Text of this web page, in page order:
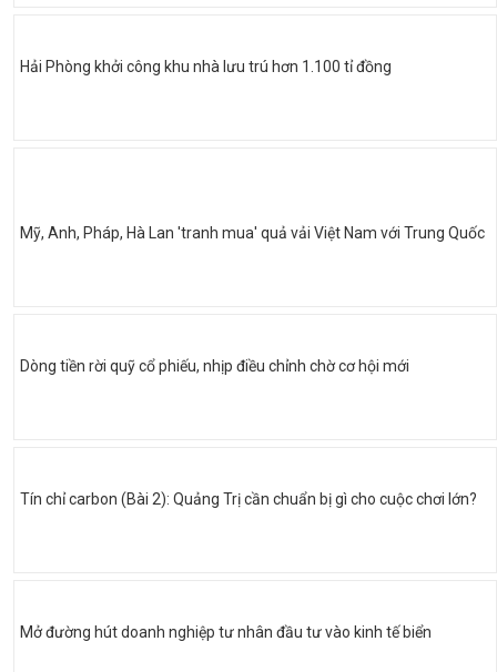
Hải Phòng khởi công khu nhà lưu trú hơn 1.100 tỉ đồng
Mỹ, Anh, Pháp, Hà Lan 'tranh mua' quả vải Việt Nam với Trung Quốc
Dòng tiền rời quỹ cổ phiếu, nhịp điều chỉnh chờ cơ hội mới
Tín chỉ carbon (Bài 2): Quảng Trị cần chuẩn bị gì cho cuộc chơi lớn?
Mở đường hút doanh nghiệp tư nhân đầu tư vào kinh tế biển